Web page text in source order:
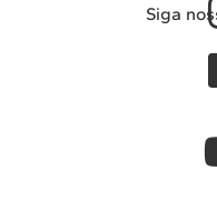
Siga